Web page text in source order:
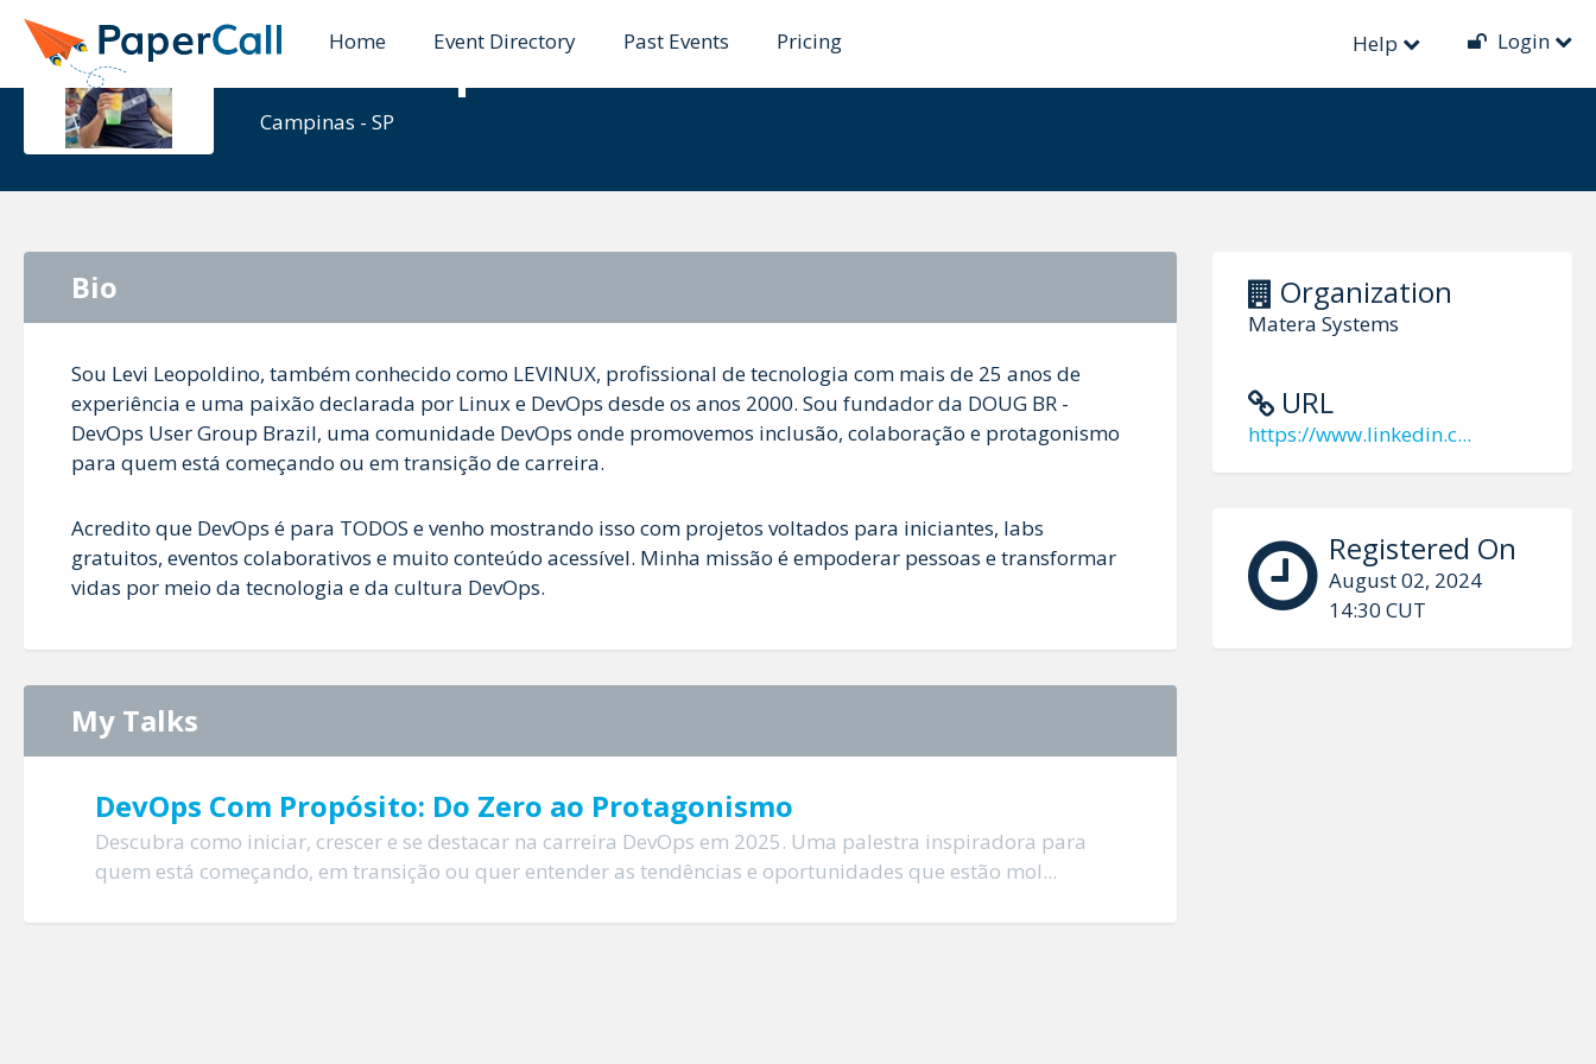
Home Event Directory Past Events Pricing Help Login
Levi Leopoldino Alves
Campinas - SP
Organization
Matera Systems
URL
https://www.linkedin.c...
Registered On
August 02, 2024
14:30 CUT
Bio
Sou Levi Leopoldino, também conhecido como LEVINUX, profissional de tecnologia com mais de 25 anos de
experiência e uma paixão declarada por Linux e DevOps desde os anos 2000. Sou fundador da DOUG BR -
DevOps User Group Brazil, uma comunidade DevOps onde promovemos inclusão, colaboração e protagonismo
para quem está começando ou em transição de carreira.
Acredito que DevOps é para TODOS e venho mostrando isso com projetos voltados para iniciantes, labs
gratuitos, eventos colaborativos e muito conteúdo acessível. Minha missão é empoderar pessoas e transformar
vidas por meio da tecnologia e da cultura DevOps.
My Talks
DevOps Com Propósito: Do Zero ao Protagonismo
Descubra como iniciar, crescer e se destacar na carreira DevOps em 2025. Uma palestra inspiradora para
quem está começando, em transição ou quer entender as tendências e oportunidades que estão mol...